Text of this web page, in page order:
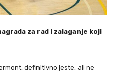
za rad i zalaganje koji
definitivno jeste, ali ne